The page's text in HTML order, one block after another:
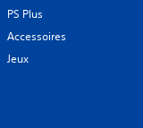
PS Plus
Accessoires
Jeux